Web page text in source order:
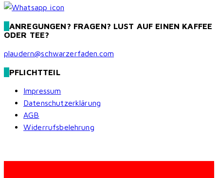
ANREGUNGEN? FRAGEN? LUST AUF EINEN KAFFEE
ODER TEE?
plaudern@schwarzerfaden.com
PFLICHTTEIL
Impressum
Datenschutzerklärung
AGB
Widerrufsbelehrung